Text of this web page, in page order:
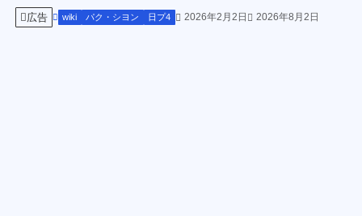
広告 wiki パク・シヨン 日プ4 2026年2月2日 2026年8月2日